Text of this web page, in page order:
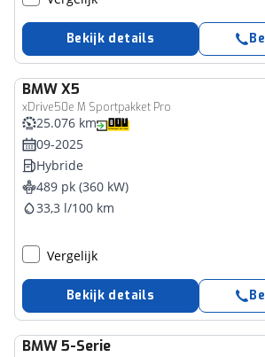
Bekijk details
BMWX5
xDrive50e M Sportpakket Pro
25.076 km
09-2025
Hybride
489 pk (360 kW)
33,3 l/100 km
Vergelijk
Bekijk details
BMW5-Serie